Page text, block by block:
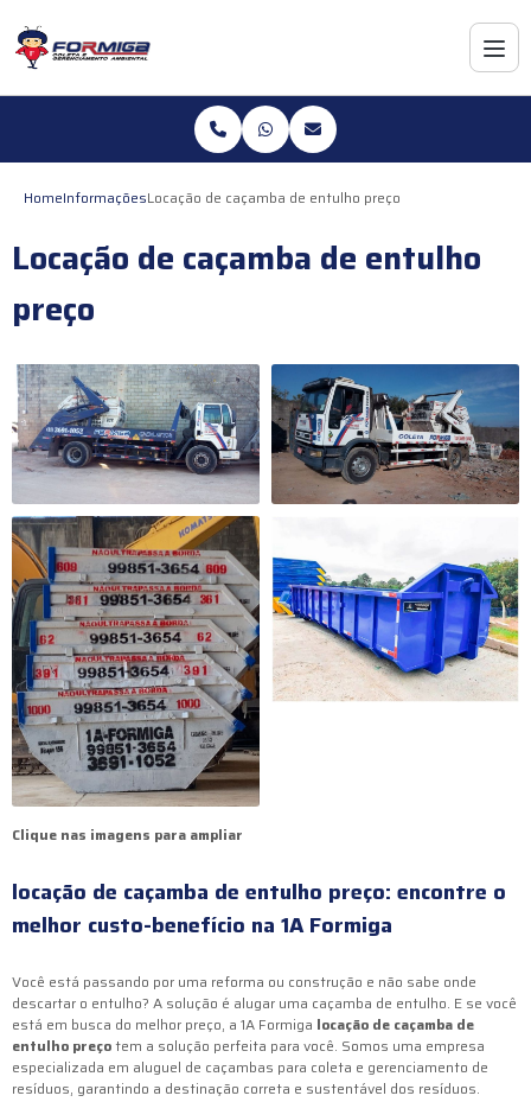
HomeInformaçõesLocação de caçamba de entulho preço
Locação de caçamba de entulho
preço
Clique nas imagens para ampliar
locação de caçamba de entulho preço: encontre o
melhor custo-benefício na 1A Formiga
Você está passando por uma reforma ou construção e não sabe onde
descartar o entulho? A solução é alugar uma caçamba de entulho. E se você
está em busca do melhor preço, a 1A Formiga locação de caçamba de
entulho preçotem a solução perfeita para você. Somos uma empresa
especializada em aluguel de caçambas para coleta e gerenciamento de
resíduos, garantindo a destinação correta e sustentável dos resíduos.